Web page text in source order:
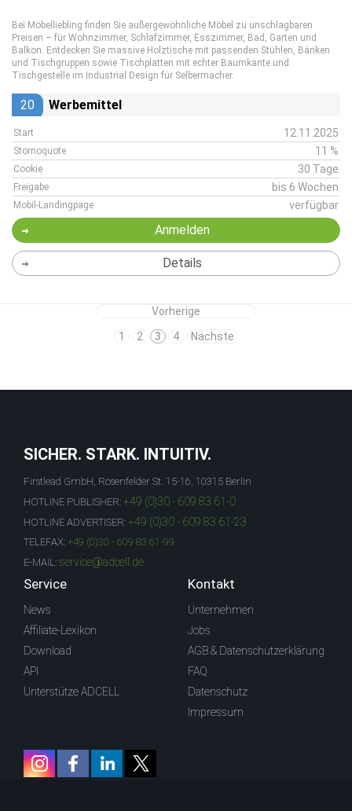
Bei Möbelliebling finden Sie außergewöhnliche Möbel zu unschlagbaren
Preisen – für Wohnzimmer, Schlafzimmer, Esszimmer, Bad, Garten und
Balkon. Entdecken Sie massive Holztische mit passenden Stühlen, Bänken
und Tischgruppen sowie Tischplatten mit echter Baumkante und
Tischgestelle im Industrial Design für Selbermacher.
20 Werbemittel
Start 12.11.2025
Stornoquote 11 %
Cookie 30 Tage
Freigabe bis 6 Wochen
Mobil-Landingpage verfügbar
Anmelden
Details
Vorherige
1
2 3 4 Nächste
SICHER. STARK. INTUITIV.
Firstlead GmbH, Rosenfelder St. 15-16, 10315 Berlin
HOTLINE PUBLISHER: +49 (0)30 - 609 83 61-0
HOTLINE ADVERTISER: +49 (0)30 - 609 83 61-23
TELEFAX: +49 (0)30 - 609 83 61-99
E-MAIL: service@adcell.de
Service
News
Affiliate-Lexikon
Download
API
Unterstütze ADCELL
Kontakt
Unternehmen
Jobs
AGB & Datenschutzerklärung
FAQ
Datenschutz
Impressum